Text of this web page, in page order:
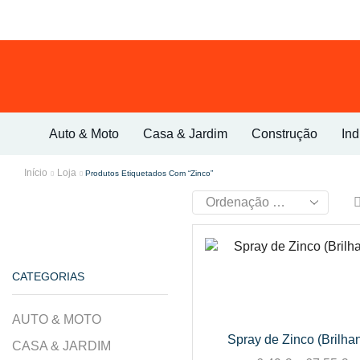
Auto & Moto Casa & Jardim Construção
Início Loja Produtos Etiquetados Com “Zinco”
Spray de Zinco
CATEGORIAS
AUTO & MOTO
CASA & JARDIM